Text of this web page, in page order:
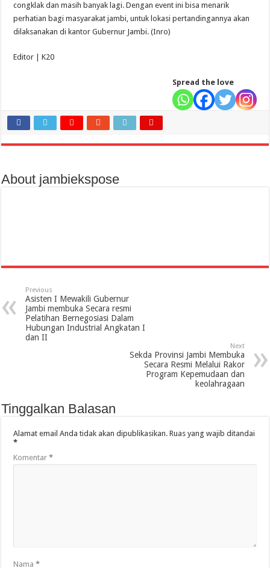
congklak dan masih banyak lagi. Dengan event ini bisa menarik
perhatian bagi masyarakat jambi, untuk lokasi pertandingannya akan
dilaksanakan di kantor Gubernur Jambi. (Inro)
Editor | K20
Spread the love
About jambiekspose
Previous
Asisten I Mewakili Gubernur
Jambi membuka Secara resmi
Pelatihan Bernegosiasi Dalam
Hubungan Industrial Angkatan I
dan II
Next
Sekda Provinsi Jambi Membuka
Secara Resmi Melalui Rakor
Program Kepemudaan dan
keolahragaan
Tinggalkan Balasan
Alamat email Anda tidak akan dipublikasikan. Ruas yang wajib ditandai
*
Komentar*
Nama*